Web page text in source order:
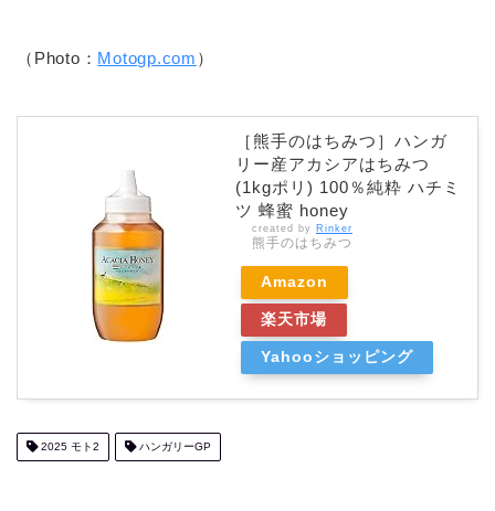
（Photo： Motogp.com ）
［熊手のはちみつ］ハンガ
リー産アカシアはちみつ
(1kgポリ) 100％純粋 ハチミ
ツ 蜂蜜 honey
created by Rinker
熊手のはちみつ
Amazon
楽天市場
Yahooショッピング
2025 モト2 ハンガリーGP